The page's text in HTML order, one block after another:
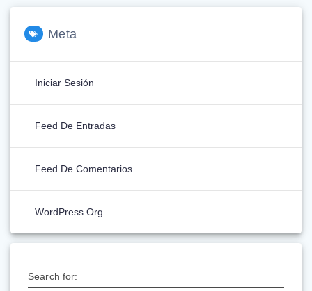
Meta
Iniciar Sesión
Feed De Entradas
Feed De Comentarios
WordPress.org
Search for: